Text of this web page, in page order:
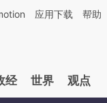
应用下载 帮助
经 世界 观点